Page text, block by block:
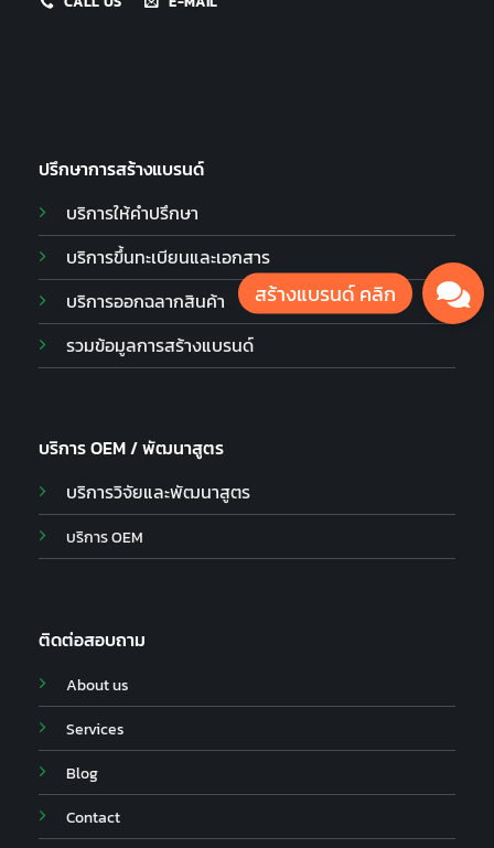
ปรึกษาการสร้างแบรนด์
บริการให้คำปรึกษา
บริการขึ้นทะเบียนและเอกสาร
บริการออกฉลากสินค้า
รวมข้อมูลการสร้างแบรนด์
บริการ OEM / พัฒนาสูตร
บริการวิจัยและพัฒนาสูตร
บริการ OEM
ติดต่อสอบถาม
About us
Services
Blog
Contact